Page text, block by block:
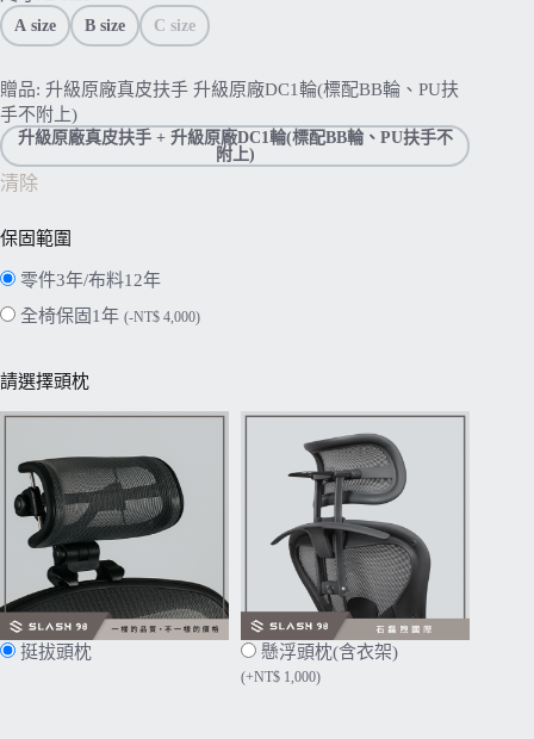
A size B size C size
贈品: 升級原廠真皮扶手 升級原廠DC1輪(標配BB輪、PU扶
手不附上)
升級原廠真皮扶手 + 升級原廠DC1輪(標配BB輪、PU扶手不
附上)
清除
保固範圍
零件3年/布料12年
全椅保固1年 (-NT$ 4,000)
請選擇頭枕
挺拔頭枕 懸浮頭枕(含衣架)
(+NT$ 1,000)